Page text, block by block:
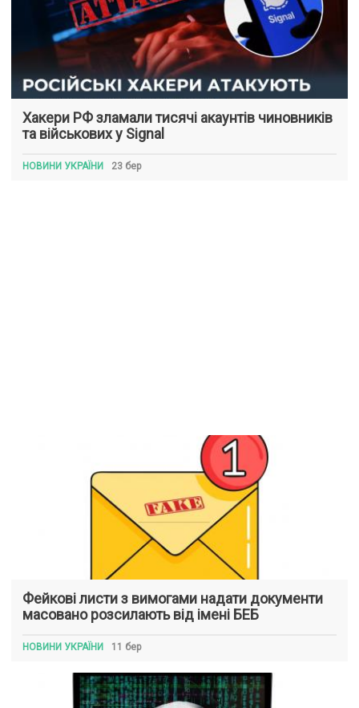
Хакери РФ зламали тисячі акаунтів чиновників
та військових у Signal
НОВИНИ УКРАЇНИ 23 бер
Фейкові листи з вимогами надати документи
масовано розсилають від імені БЕБ
НОВИНИ УКРАЇНИ 11 бер